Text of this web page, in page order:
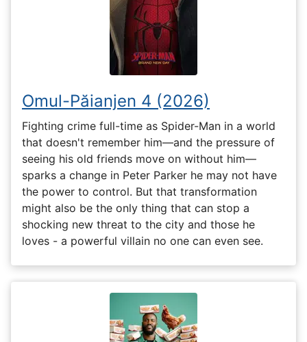
Omul-Păianjen 4 (2026)
Fighting crime full-time as Spider-Man in a world
that doesn't remember him—and the pressure of
seeing his old friends move on without him—
sparks a change in Peter Parker he may not have
the power to control. But that transformation
might also be the only thing that can stop a
shocking new threat to the city and those he
loves - a powerful villain no one can even see.